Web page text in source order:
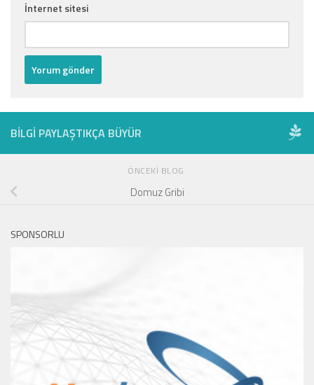
İnternet sitesi
BILGI PAYLAŞTIKÇA BÜYÜR
ÖNCEKI BLOG
Domuz Gribi
SPONSORLU